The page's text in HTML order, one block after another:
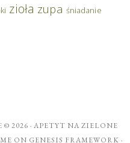
zioła zupa śniadanie
2026 · APETYT NA ZIELONE
ON GENESIS FRAMEWORK ·